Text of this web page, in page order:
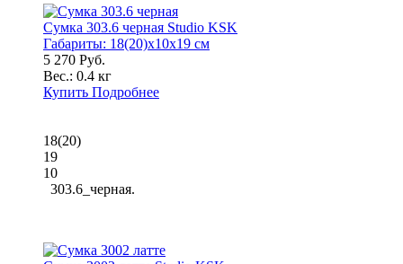
Сумка 303.6 черная Studio KSK
Габариты: 18(20)x10x19 см
5 270 Руб.
Вес.: 0.4 кг
Купить Подробнее
18(20)
19
10
303.6_черная.